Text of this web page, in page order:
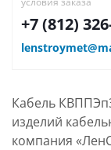
+7 (812)
Кабель
изделий
компания